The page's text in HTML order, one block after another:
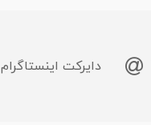
دایرکت اینستاگرام